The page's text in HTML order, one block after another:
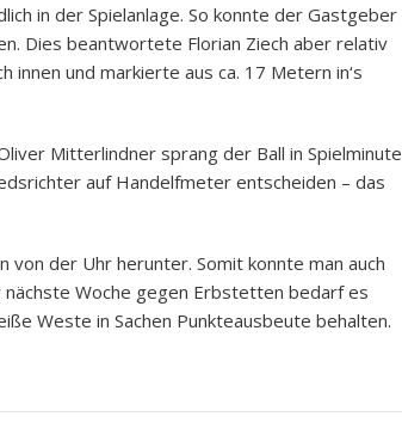
in der Spielanlage. So konnte der Gastgeber
Dies beantwortete Florian Ziech aber relativ
innen und markierte aus ca. 17 Metern in‘s
Mitterlindner sprang der Ball in Spielminute
auf Handelfmeter entscheiden – das
der Uhr herunter. Somit konnte man auch
Woche gegen Erbstetten bedarf es
Weste in Sachen Punkteausbeute behalten.